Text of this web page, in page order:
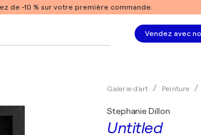
de -10 % sur votre première commande.
Vendez avec
Galerie d'art Peinture
Untitled
Stephanie Dillon